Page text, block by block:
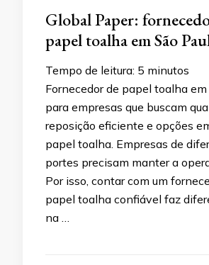
Global Paper:
papel toalha em São
Tempo de leitura: 5 minutos
Fornecedor de papel toalha em
para empresas que buscam
reposição eficiente e opções
papel toalha. Empresas de
portes precisam manter a
Por isso, contar com um
papel toalha confiável faz
na …